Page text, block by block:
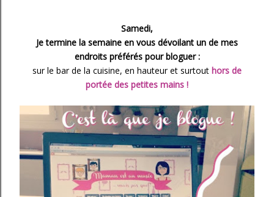
Samedi,
Je termine la semaine en vous dévoilant un de mes
endroits préférés pour bloguer :
sur le bar de la cuisine, en hauteur et surtout hors de
portée des petites mains !